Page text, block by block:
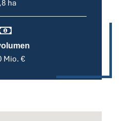
ha
Mio. €